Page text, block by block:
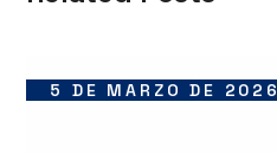
5 DE MARZO DE 2026